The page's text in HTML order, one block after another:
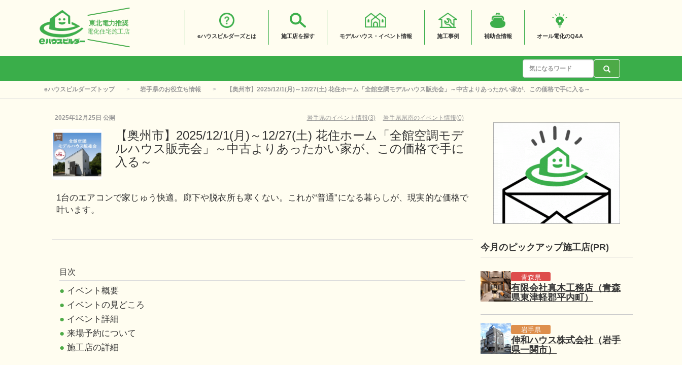
東北電力推奨
電化住宅施工店
eハウスビルダーズとは 施工店を探す モデルハウス・イベント情報 施工事例 補助金情報 オール電化のQ&A
eハウスビルダーズトップ 岩手県のお役立ち情報 【奥州市】2025/12/1(月)～12/27(土) 花住ホーム「全館空調モデルハウス販売会」～中古よりあったかい家が、この価格で手に入る～
2025年12月25日 公開 岩手県のイベント情報(3) 岩手県県南のイベント情報(0)
【奥州市】2025/12/1(月)～12/27(土) 花住ホーム「全館空調モデ
ルハウス販売会」～中古よりあったかい家が、この価格で手に
入る～
1台のエアコンで家じゅう快適。廊下や脱衣所も寒くない。これが“普通”になる暮らしが、現実的な価格で
叶います。
目次
● イベント概要
● イベントの見どころ
● イベント詳細
● 来場予約について
● 施工店の詳細
今月のピックアップ施工店(PR)
青森県
有限会社真木工務店（青森
県東津軽郡平内町）
岩手県
伸和ハウス株式会社（岩手
県一関市）